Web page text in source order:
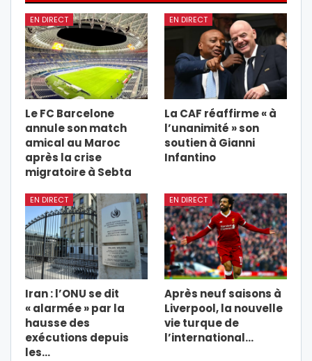
EN DIRECT
Le FC Barcelone
annule son match
amical au Maroc
après la crise
migratoire à Sebta
EN DIRECT
La CAF réaffirme « à
l’unanimité » son
soutien à Gianni
Infantino
EN DIRECT
Iran : l’ONU se dit
« alarmée » par la
hausse des
exécutions depuis
les…
EN DIRECT
Après neuf saisons à
Liverpool, la nouvelle
vie turque de
l’international…